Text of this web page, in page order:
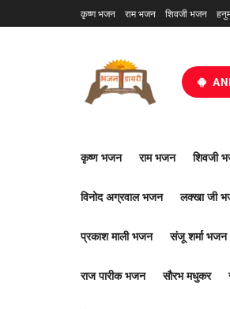
कृष्ण भजन राम भजन शिवजी भजन
कृष्ण भजन राम भजन शिवजी
विनोद अग्रवाल भजन लक्खा जी
प्रकाश माली भजन संजू शर्मा भजन
राज पारीक भजन सौरभ मधुकर